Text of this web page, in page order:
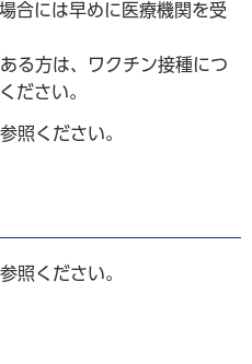
合には早めに医療機関を受
る方は、ワクチン接種につ
ださい。
照ください。
照ください。